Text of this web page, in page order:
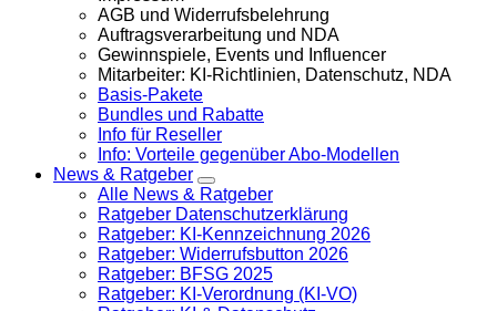
AGB und Widerrufsbelehrung
Auftragsverarbeitung und NDA
Gewinnspiele, Events und Influencer
Mitarbeiter: KI-Richtlinien, Datenschutz, NDA
Basis-Pakete
Bundles und Rabatte
Info für Reseller
Info: Vorteile gegenüber Abo-Modellen
News & Ratgeber
Alle News & Ratgeber
Ratgeber Datenschutzerklärung
Ratgeber: KI-Kennzeichnung 2026
Ratgeber: Widerrufsbutton 2026
Ratgeber: BFSG 2025
Ratgeber: KI-Verordnung (KI-VO)